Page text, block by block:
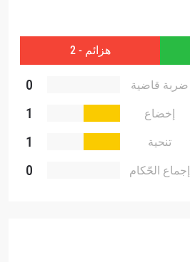
هزائم - 2
ضربة قاضية
0
إخضاع
1
تنحية
1
إجماع الحّكام 0